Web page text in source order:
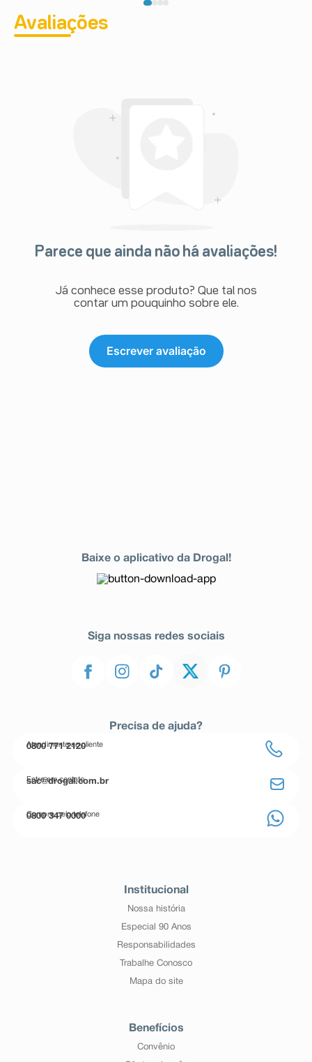
Avaliações
Parece que ainda não há avaliações!
Já conhece esse produto? Que tal nos
contar um pouquinho sobre ele.
Escrever avaliação
Baixe o aplicativo da Drogal!
Siga nossas redes sociais
Precisa de ajuda?
Atendimento ao cliente
0800 771 2120
Entre em contato
sac@drogal.com.br
Compre pelo telefone
0800 347 0000
Institucional
Nossa história
Especial 90 Anos
Responsabilidades
Trabalhe Conosco
Mapa do site
Benefícios
Convênio